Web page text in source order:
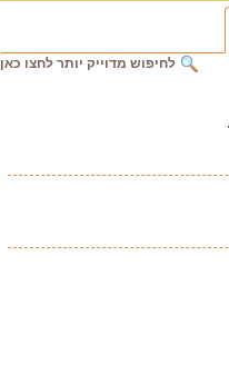
לחיפוש מדוייק יותר לחצו כאן